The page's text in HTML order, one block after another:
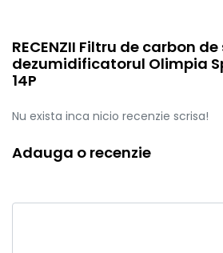
RECENZII Filtru de carbon
dezumidificatorul Olimpia
14P
Nu exista inca nicio recenzie scrisa!
Adauga o recenzie